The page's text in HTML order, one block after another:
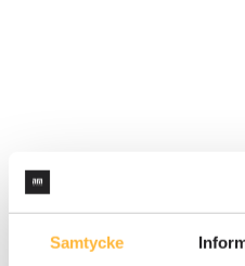
Samtycke
What our